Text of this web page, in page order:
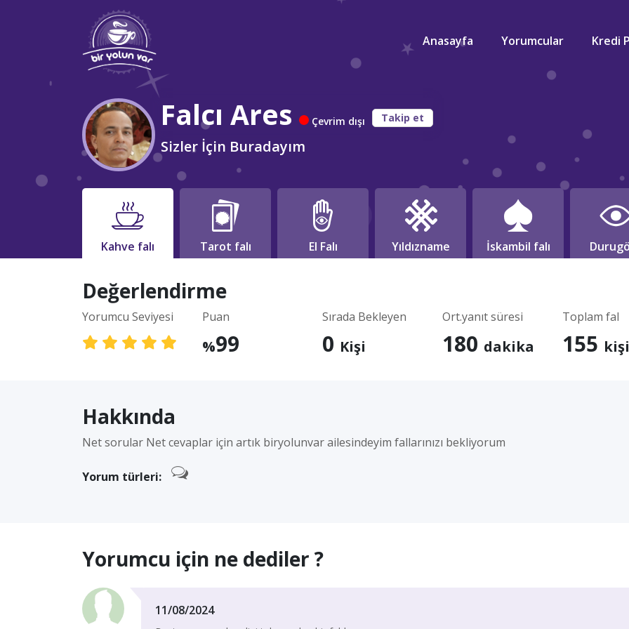
Anasayfa Yorumcular Kredi
Falcı Ares Çevrim dışı Takip et
Sizler İçin Buradayım
Kahve falı Tarot falı El Falı Yıldızname İskambil falı
Değerlendirme
Yorumcu Seviyesi Puan
%99
Sırada Bekleyen
0 Kişi
Ort.yanıt süresi
180 dakika
Toplam fal
155 kişi
Hakkında
Net sorular Net cevaplar için artık biryolunvar ailesindeyim fallarınızı bekliyorum
Yorum türleri:
Yorumcu için ne dediler ?
11/08/2024